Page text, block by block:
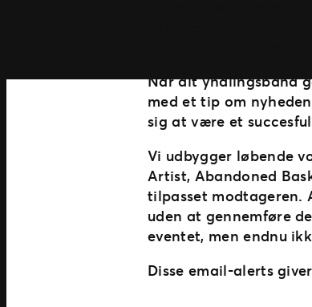
Når dit yndlingsband
med et tip om
sig at være et
Vi udbygger løbende
Artist, Abandoned
tilpasset modtageren.
uden at gennemføre
eventet, men endnu
Disse email-alerts